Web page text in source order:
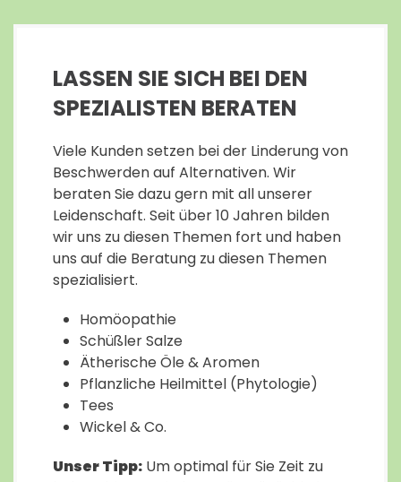
LASSEN SIE SICH BEI DEN
SPEZIALISTEN BERATEN
Viele Kunden setzen bei der Linderung von
Beschwerden auf Alternativen. Wir
beraten Sie dazu gern mit all unserer
Leidenschaft. Seit über 10 Jahren bilden
wir uns zu diesen Themen fort und haben
uns auf die Beratung zu diesen Themen
spezialisiert.
Homöopathie
Schüßler Salze
Ätherische Öle & Aromen
Pflanzliche Heilmittel (Phytologie)
Tees
Wickel & Co.
Unser Tipp: Um optimal für Sie Zeit zu